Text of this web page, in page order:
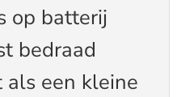
op batterij
bedraad
een kleine